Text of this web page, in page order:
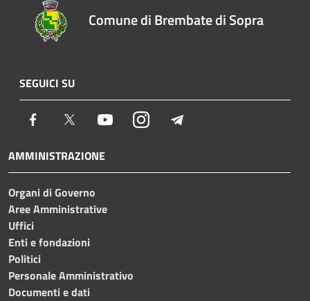
Comune di Brembate di Sopra
SEGUICI SU
Facebook Twitter YoutubeInstagram
AMMINISTRAZIONE
Organi di Governo
Aree Amministrative
Uffici
Enti e fondazioni
Politici
Personale Amministrativo
Documenti e dati